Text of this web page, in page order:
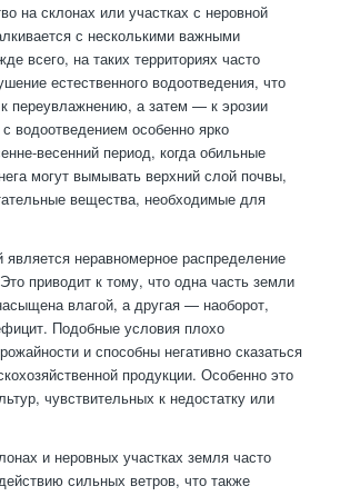
на склонах или участках с неровной
с несколькими важными
всего, на таких территориях часто
естественного водоотведения, что
переувлажнению, а затем — к эрозии
водоотведением особенно ярко
весенний период, когда обильные
могут вымывать верхний слой почвы,
вещества, необходимые для
является неравномерное распределение
приводит к тому, что одна часть земли
влагой, а другая — наоборот,
Подобные условия плохо
и способны негативно сказаться
продукции. Особенно это
чувствительных к недостатку или
и неровных участках земля часто
сильных ветров, что также